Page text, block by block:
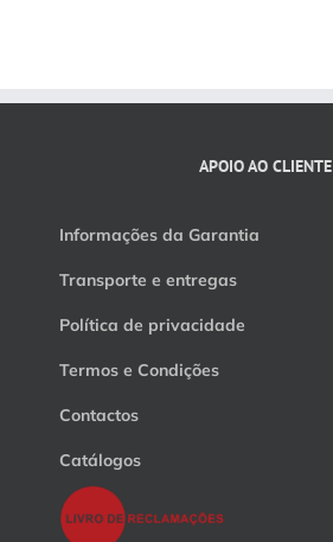
APOIO AO CLIENTE
Informações da Garantia
Transporte e entregas
Política de privacidade
Termos e Condições
Contactos
Catálogos